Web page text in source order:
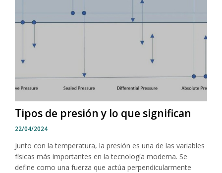
Tipos de presión y lo que significan
22/04/2024
Junto con la temperatura, la presión es una de las variables
físicas más importantes en la tecnología moderna. Se
define como una fuerza que actúa perpendicularmente